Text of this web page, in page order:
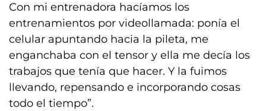
Con mi entrenadora hacíamos los
entrenamientos por videollamada: ponía el
celular apuntando hacia la pileta, me
enganchaba con el tensor y ella me decía los
trabajos que tenía que hacer. Y la fuimos
llevando, repensando e incorporando cosas
todo el tiempo”.